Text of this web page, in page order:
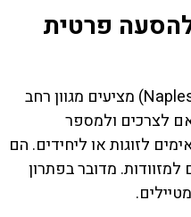
להסעה פרטית
שירותי הסעה פרטית בנאפולי (Naples) מציעים מגוון רחב
לצרכים ולמספר
לזוגות או ליחידים. הם
מדובר בפתרון